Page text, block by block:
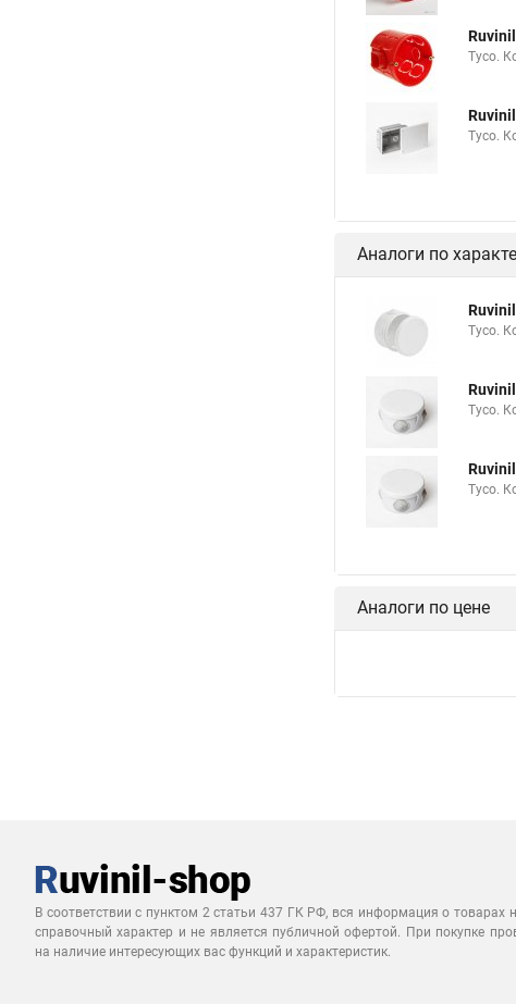
Тусо.
Тусо.
Аналоги по
Тусо.
Тусо.
Тусо.
Аналоги по цене
В соответствии с пунктом 2 статьи 437 ГК РФ, вся информация о товарах
справочный характер и не является публичной офертой. При покупке
на наличие интересующих вас функций и характеристик.